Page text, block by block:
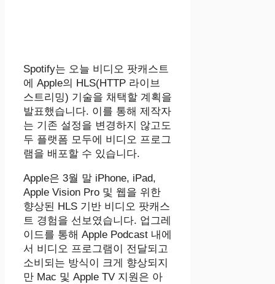
Spotify는 오늘 비디오 팟캐스트
에 Apple의 HLS(HTTP 라이브
스트리밍) 기술을 채택할 계획을
발표했습니다. 이를 통해 제작자
는 기존 설정을 변경하지 않고도
두 플랫폼 모두에 비디오 프로그
램을 배포할 수 있습니다.
Apple은 3월 말 iPhone, iPad,
Apple Vision Pro 및 웹을 위한
향상된 HLS 기반 비디오 팟캐스
트 경험을 선보였습니다. 업그레
이드를 통해 Apple Podcast 내에
서 비디오 프로그램이 전달되고
소비되는 방식이 크게 향상되지
만 Mac 및 Apple TV 지원은 아